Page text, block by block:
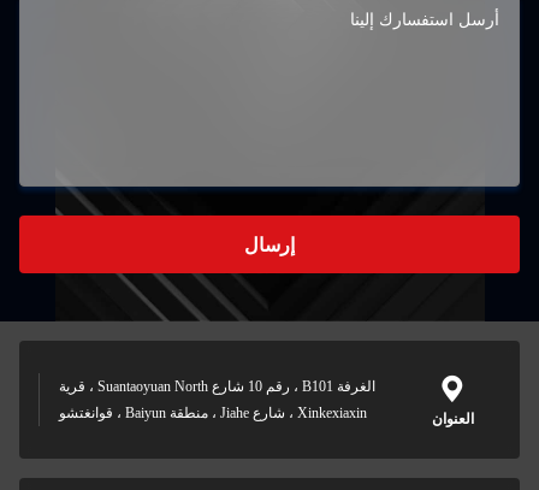
إرسال
العنوان
الغرفة B101 ، رقم 10 شارع Suantaoyuan North ، قرية
Xinkexiaxin ، شارع Jiahe ، منطقة Baiyun ، قوانغتشو